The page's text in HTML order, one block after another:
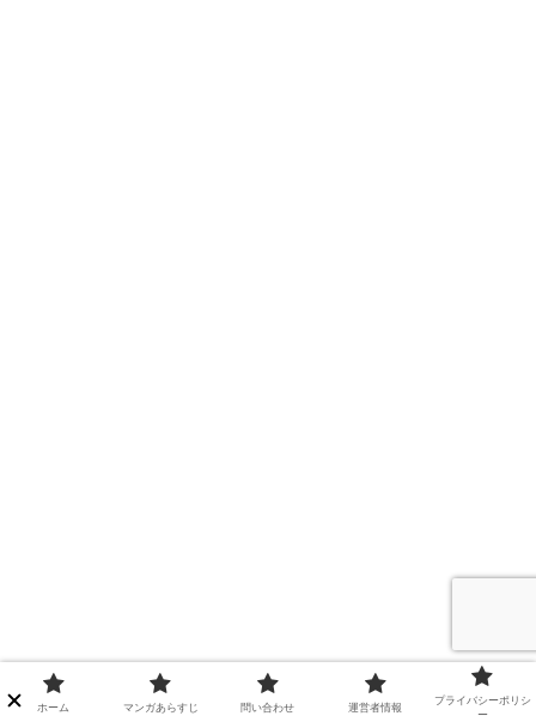
ホーム マンガあらすじ 問い合わせ 運営者情報
プライバシーポリシ
ー